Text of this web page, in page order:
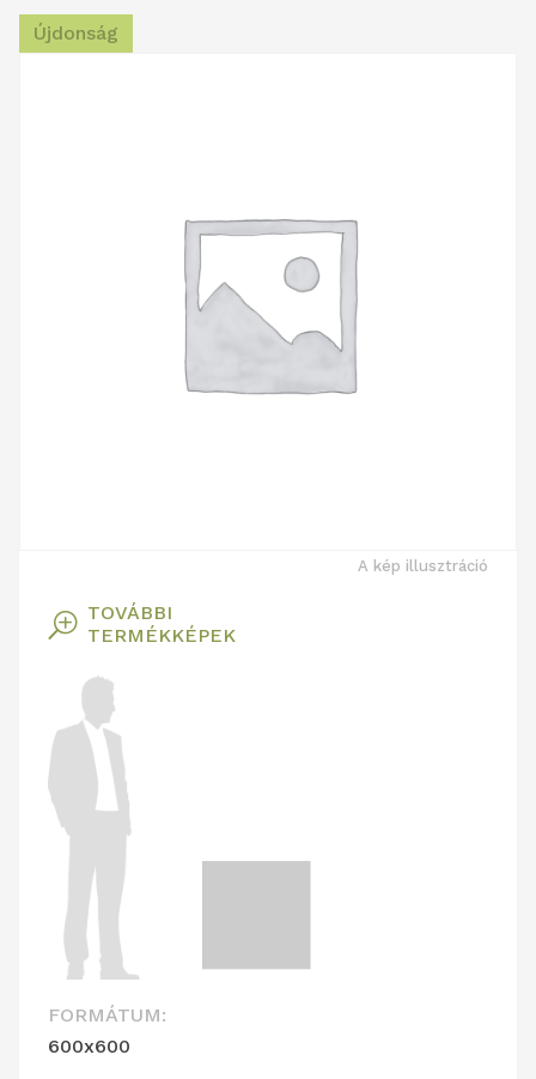
Újdonság
A kép illusztráció
T TOVÁBBI
TERMÉKKÉPEK
FORMÁTUM:
600x600